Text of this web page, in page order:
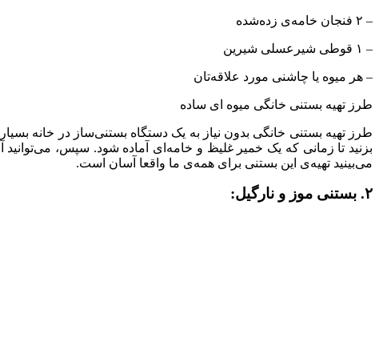
– ۲ فنجان خامه‌ی زده‌شده
– ۱ قوطی شیرعسلی شیرین
– هر میوه یا چاشنی مورد علاقه‌تان
طرز تهیه بستنی خانگی میوه ای ساده
بزنید تا زمانی که یک خمیر غلیظ و خامه‌ای آماده شود. سپس،
می‌بینید تهیه‌ی این بستنی برای همه‌ی ما واقعا آسان است.
۲. بستنی موز و نارگیل: